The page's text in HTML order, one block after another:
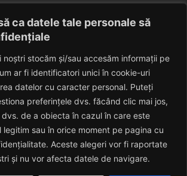
ca datele tale personale să
noștri stocăm și/sau accesăm informații pe
ar fi identificatori unici în cookie-uri
datelor cu caracter personal. Puteți
preferințele dvs. făcând clic mai jos,
de a obiecta în cazul în care este
legitim sau în orice moment pe pagina cu
Aceste alegeri vor fi raportate
și nu vor afecta datele de navigare.
Nedelcu July 18, 2014